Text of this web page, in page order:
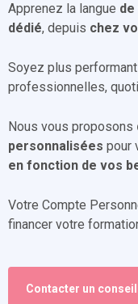
Apprenez la langue
dédié, depuis chez
Soyez plus
professionnelles,
Nous vous proposons
personnalisées pour
en fonction de vos
Votre Compte
financer votre
Contacter un